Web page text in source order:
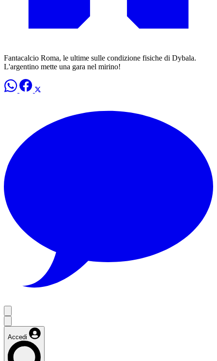
Fantacalcio Roma, le ultime sulle condizione fisiche di Dybala.
L'argentino mette una gara nel mirino!
Accedi